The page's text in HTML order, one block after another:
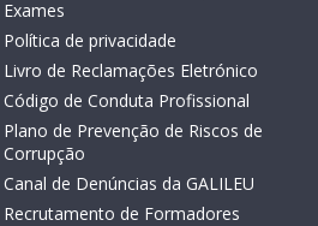
Exames
Política de privacidade
Livro de Reclamações Eletrónico
Código de Conduta Profissional
Plano de Prevenção de Riscos de
Corrupção
Canal de Denúncias da GALILEU
Recrutamento de Formadores